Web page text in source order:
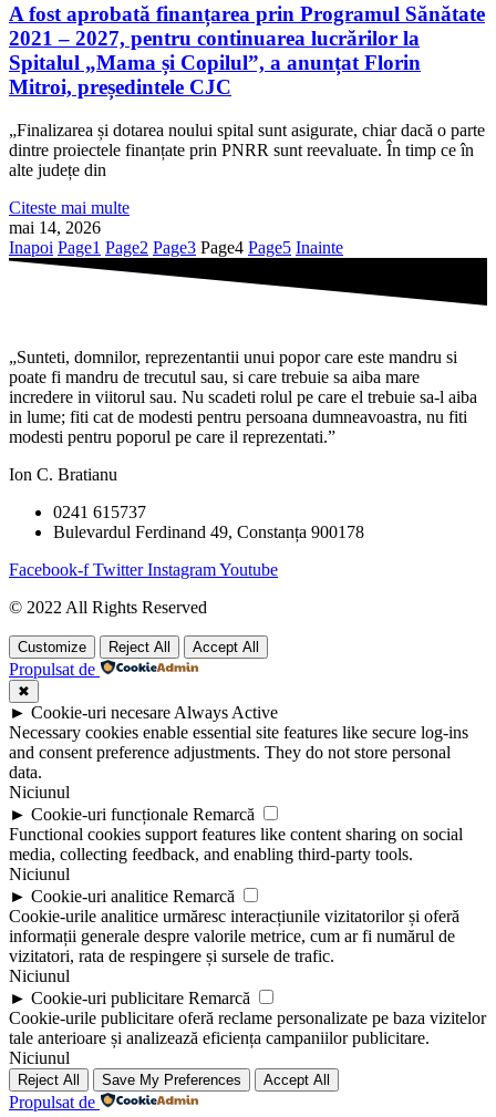
A fost aprobată finanțarea prin Programul Sănătate
2021 – 2027, pentru continuarea lucrărilor la
Spitalul „Mama și Copilul”, a anunțat Florin
Mitroi, președintele CJC
„Finalizarea și dotarea noului spital sunt asigurate, chiar dacă o parte
dintre proiectele finanțate prin PNRR sunt reevaluate. În timp ce în
alte județe din
Citeste mai multe
mai 14, 2026
Inapoi Page1 Page2 Page3 Page4 Page5 Inainte
„Sunteti, domnilor, reprezentantii unui popor care este mandru si
poate fi mandru de trecutul sau, si care trebuie sa aiba mare
incredere in viitorul sau. Nu scadeti rolul pe care el trebuie sa-l aiba
in lume; fiti cat de modesti pentru persoana dumneavoastra, nu fiti
modesti pentru poporul pe care il reprezentati.”
Ion C. Bratianu
0241 615737
Bulevardul Ferdinand 49, Constanța 900178
Facebook-f Twitter InstagramYoutube
© 2022 All Rights Reserved
Customize Reject All Accept All
Propulsat de
✖
► Cookie-uri necesare Always Active
Necessary cookies enable essential site features like secure log-ins
and consent preference adjustments. They do not store personal
data.
Niciunul
► Cookie-uri funcționale Remarcă
Functional cookies support features like content sharing on social
media, collecting feedback, and enabling third-party tools.
Niciunul
► Cookie-uri analitice Remarcă
Cookie-urile analitice urmăresc interacțiunile vizitatorilor și oferă
informații generale despre valorile metrice, cum ar fi numărul de
vizitatori, rata de respingere și sursele de trafic.
Niciunul
► Cookie-uri publicitare Remarcă
Cookie-urile publicitare oferă reclame personalizate pe baza vizitelor
tale anterioare și analizează eficiența campaniilor publicitare.
Niciunul
Reject All Save My Preferences Accept All
Propulsat de